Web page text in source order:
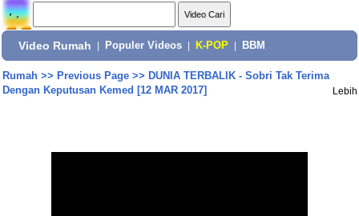
Video Rumah Populer Videos K-POP BBM
Rumah>> Previous Page>> DUNIA TERBALIK - Sobri Tak Terima
Dengan Keputusan Kemed [12 MAR 2017]
Lebih